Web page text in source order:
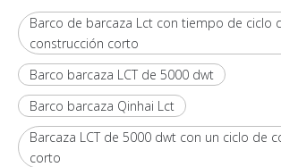
Barco de barcaza Lct con tiempo de ciclo
construcción corto
Barco barcaza LCT de 5000 dwt
Barco barcaza Qinhai Lct
Barcaza LCT de 5000 dwt con un ciclo de
corto